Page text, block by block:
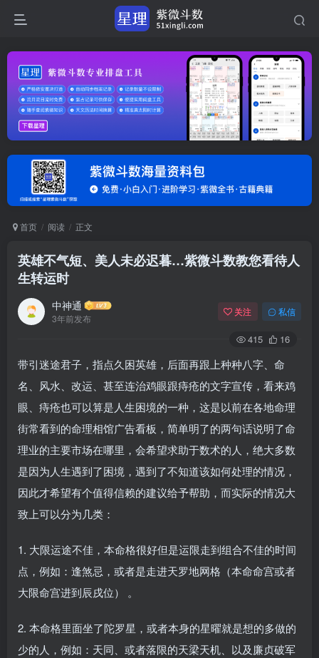
首页 阅读 正文
英雄不气短、美人未必迟暮…紫微斗数教您看待人
生转运时
中神通
3年前发布
关注 私信
415 16
带引迷途君子，指点久困英雄，后面再跟上种种八字、命
名、风水、改运、甚至连治鸡眼跟痔疮的文字宣传，看来鸡
眼、痔疮也可以算是人生困境的一种，这是以前在各地命理
街常看到的命理相馆广告看板，简单明了的两句话说明了命
理业的主要市场在哪里，会希望求助于数术的人，绝大多数
是因为人生遇到了困境，遇到了不知道该如何处理的情况，
因此才希望有个值得信赖的建议给予帮助，而实际的情况大
致上可以分为几类：
1. 大限运途不佳，本命格很好但是运限走到组合不佳的时间
点，例如：逢煞忌，或者是走进天罗地网格（本命命宫或者
大限命宫进到辰戌位） 。
2. 本命格里面坐了陀罗星，或者本身的星曜就是想的多做的
少的人，例如：天同、或者落限的天梁天机、以及廉贞破军